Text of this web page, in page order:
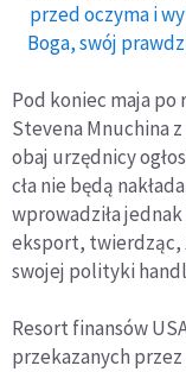
przed oczyma i
Boga, swój
Pod koniec maja po
Stevena Mnuchina
obaj urzędnicy
cła nie będą
wprowadziła
eksport, twierdząc,
swojej polityki
Resort finansów
przekazanych